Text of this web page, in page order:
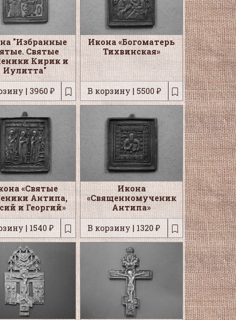
"Избранные
Святые
Кирик и
Иулитта"
| 3960 ₽
Икона «Богоматерь
Тихвинская»
В корзину | 5500 ₽
«Святые
Антипа,
и Георгий»
| 1540 ₽
Икона
«Священномученик
Антипа»
В корзину | 1320 ₽